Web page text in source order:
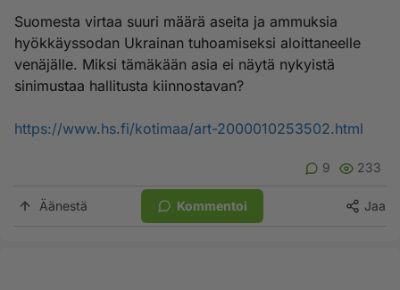
Suomesta virtaa suuri määrä aseita ja ammuksia
hyökkäyssodan Ukrainan tuhoamiseksi aloittaneelle
venäjälle. Miksi tämäkään asia ei näytä nykyistä
sinimustaa hallitusta kiinnostavan?
https://www.hs.fi/kotimaa/art-2000010253502.html
9 233
Äänestä Kommentoi Jaa